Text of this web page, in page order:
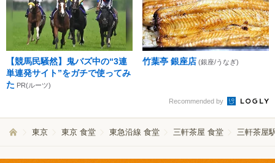
【競馬民騒然】鬼バズ中の“3連
単連発サイト”をガチで使ってみ
た PR(ルーツ)
竹葉亭 銀座店 (銀座/うなぎ)
Recommended by
東京 東京 食堂 東急沿線 食堂 三軒茶屋 食堂 三軒茶屋